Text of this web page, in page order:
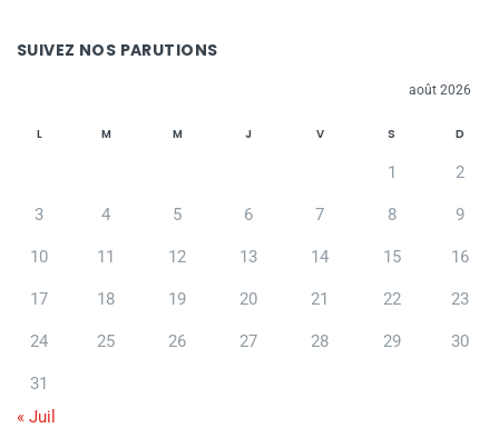
SUIVEZ NOS PARUTIONS
août 2026
L M M J V S D
1 2
3 4 5 6 7 8 9
10 11 12 13 14 15 16
17 18 19 20 21 22 23
24 25 26 27 28 29 30
31
« Juil